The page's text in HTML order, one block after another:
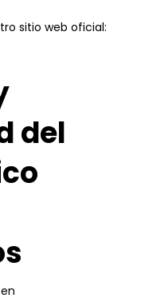
sitio web oficial:
del